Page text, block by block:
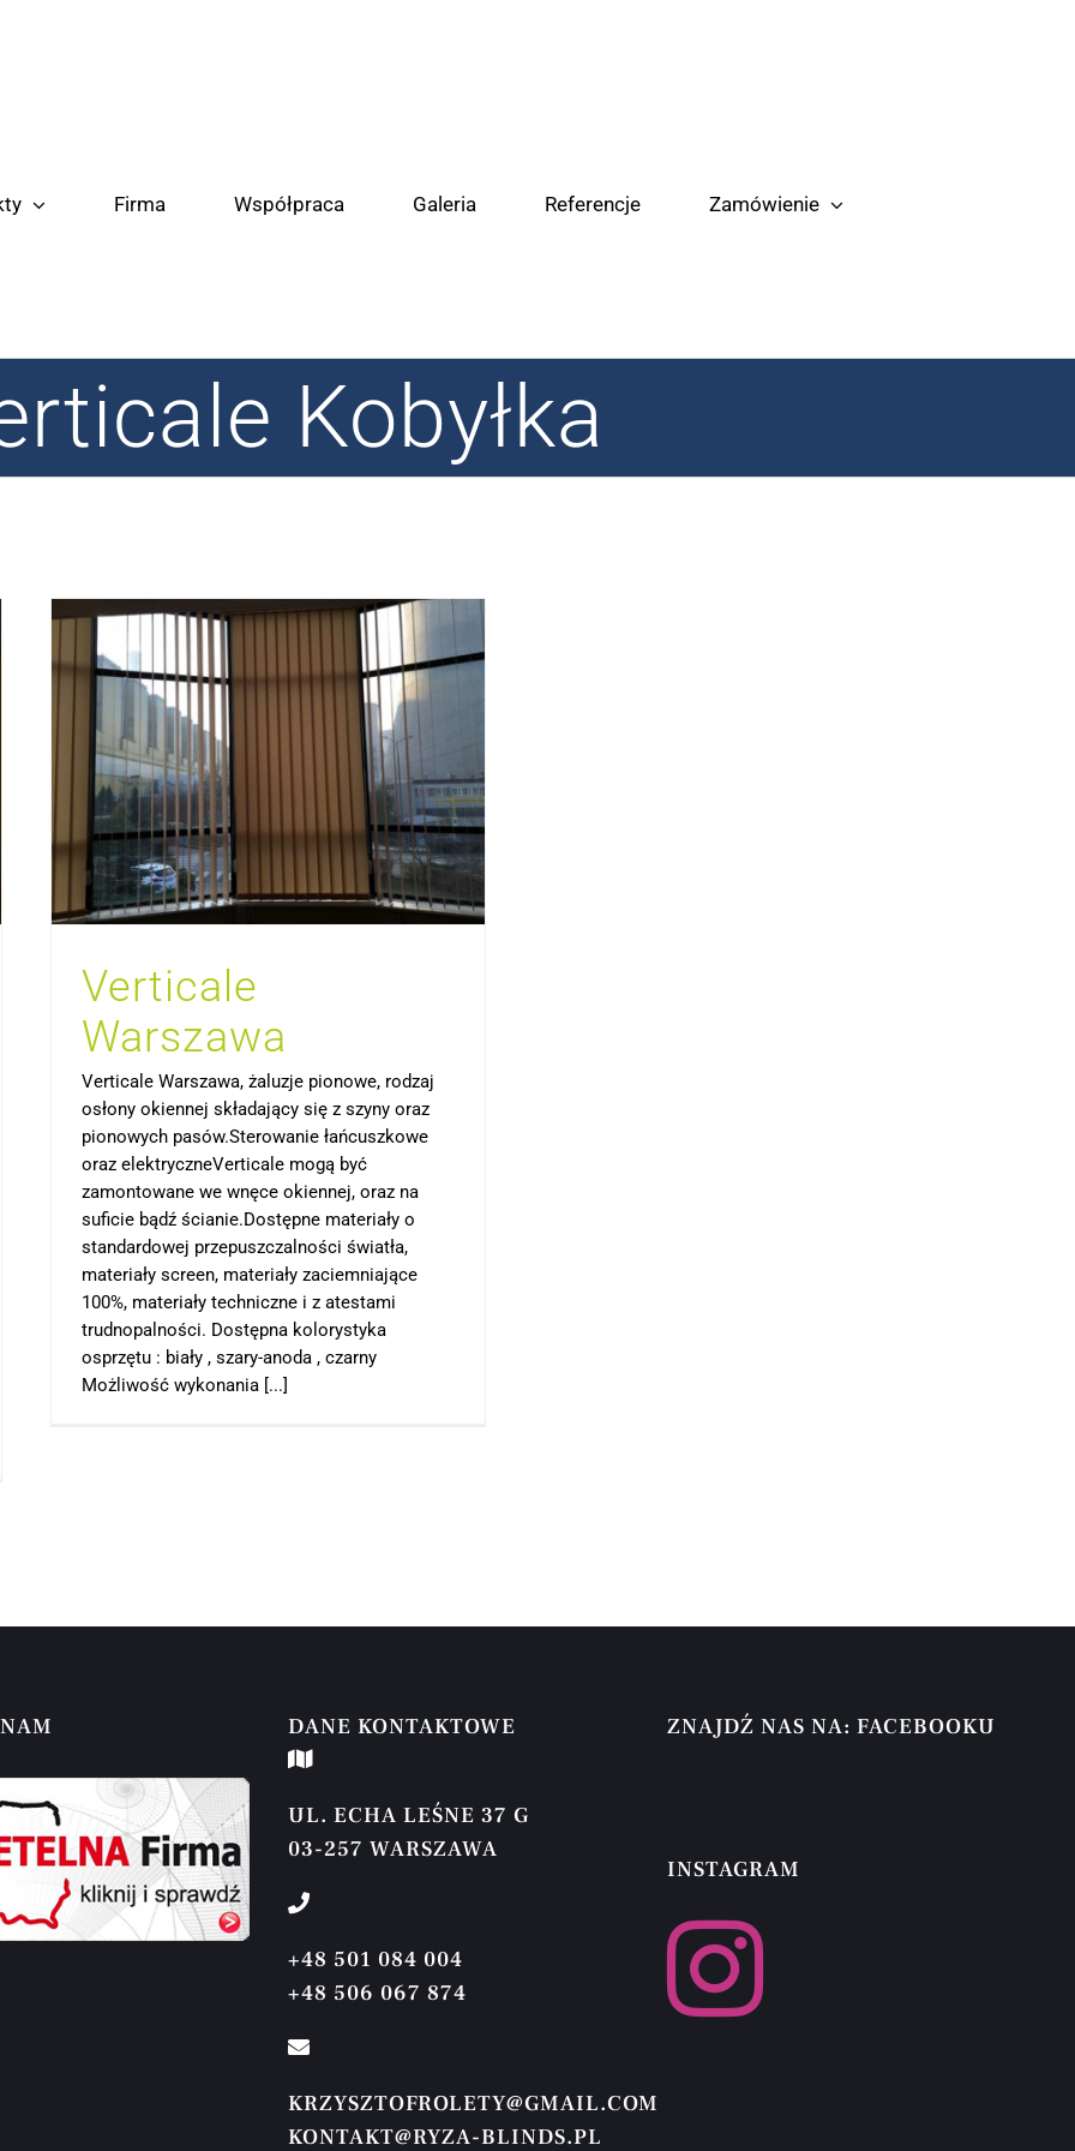
Firma Współpraca Galeria Referencje Zamówienie
Kobyłka
Verticale
Warszawa
Verticale Warszawa, żaluzje pionowe, rodzaj
osłony okiennej składający się z szyny oraz
pionowych pasów.Sterowanie łańcuszkowe
oraz elektryczneVerticale mogą być
zamontowane we wnęce okiennej, oraz na
suficie bądź ścianie.Dostępne materiały o
standardowej przepuszczalności światła,
materiały screen, materiały zaciemniające
100%, materiały techniczne i z atestami
trudnopalności. Dostępna kolorystyka
osprzętu : biały , szary-anoda , czarny
Możliwość wykonania [...]
DANE KONTAKTOWE
UL. ECHA LEŚNE 37 G
03-257 WARSZAWA
+48 501 084 004
+48 506 067 874
KRZYSZTOFROLETY@GMAIL.COM
KONTAKT@RYZA-BLINDS.PL
ZNAJDŹ NAS NA: FACEBOOKU
INSTAGRAM